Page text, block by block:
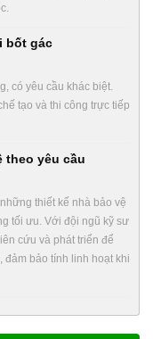
bốt gác
có yêu cầu khác biệt.
tạo và thi công trực tiếp
theo yêu cầu
thiết kế nhà bảo vệ
tối ưu. Với đội ngũ kỹ sư
cứu và phát triển để
bảo tính linh hoạt khi